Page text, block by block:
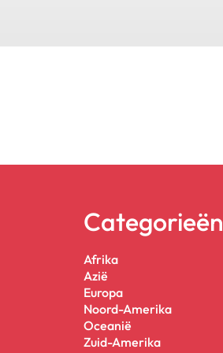
Categorieën
Afrika
Azië
Europa
Noord-Amerika
Oceanië
Zuid-Amerika